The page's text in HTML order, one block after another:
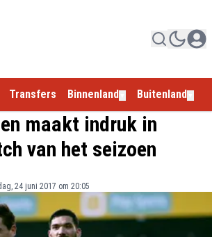
Transfers Binnenland Buitenland
maakt indruk in
van het seizoen
24 juni 2017 om 20:05